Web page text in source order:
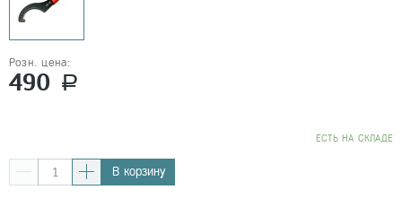
Розн. цена:
490 a
EСТЬ НА СКЛАДЕ
В корзину